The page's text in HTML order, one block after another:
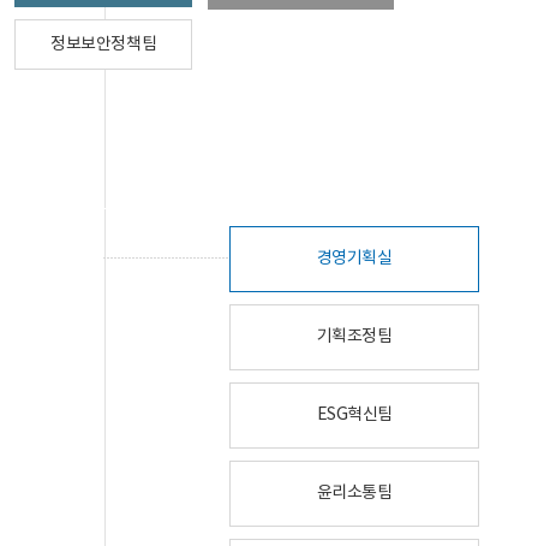
정보보안정책팀
경영기획실
기획조정팀
ESG혁신팀
윤리소통팀